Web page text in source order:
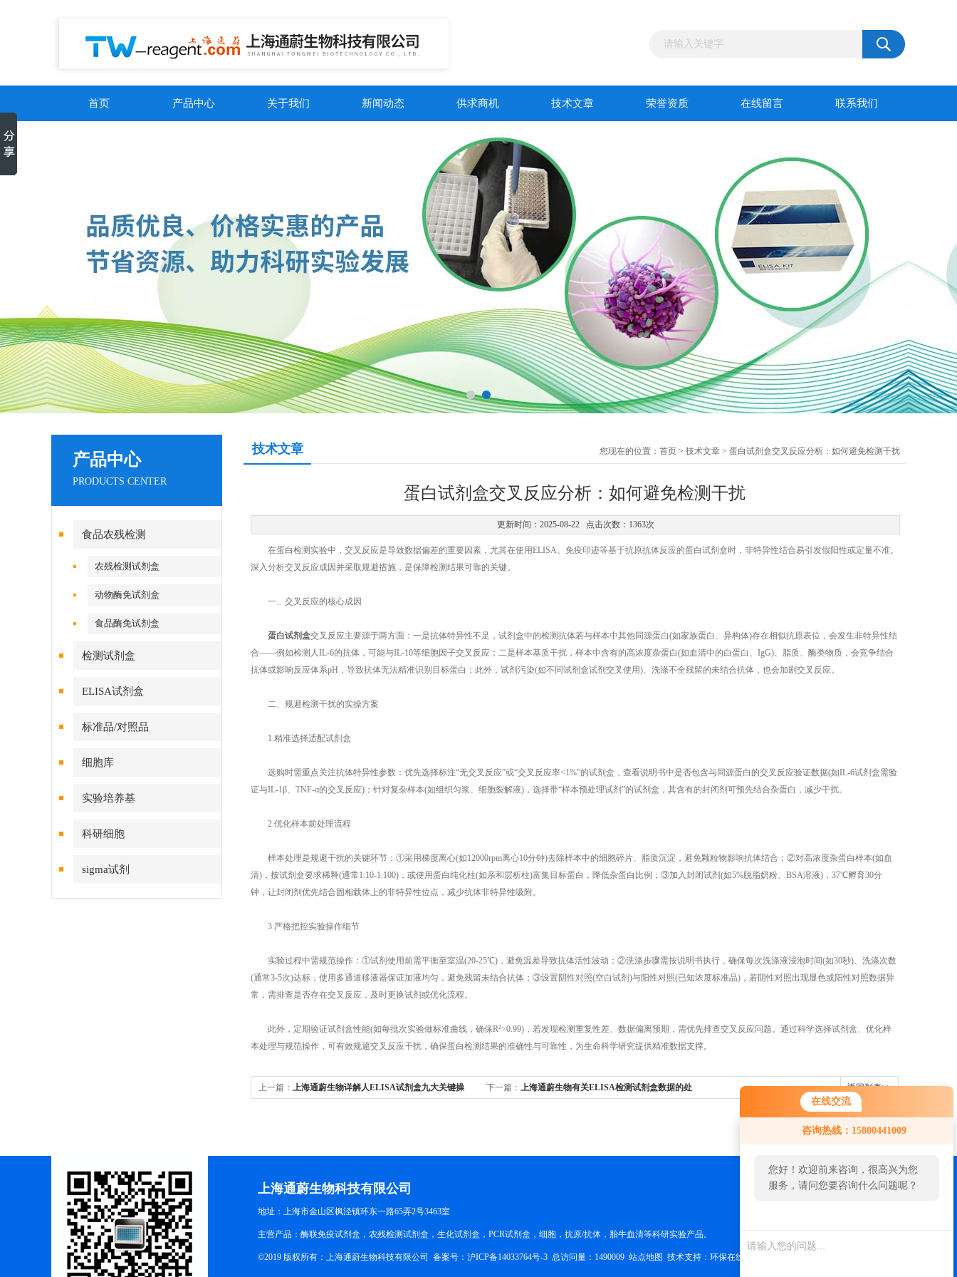
在线交流
咨询热线：15800441009
您好！欢迎前来咨询，很高兴为您
服务，请问您要咨询什么问题呢？
首页 产品中心 关于我们 新闻动态 供求商机 技术文章 荣誉资质 在线留言 联系我们
产品中心
PRODUCTS CENTER
食品农残检测
农残检测试剂盒
动物酶免试剂盒
食品酶免试剂盒
检测试剂盒
ELISA试剂盒
标准品/对照品
细胞库
实验培养基
科研细胞
sigma试剂
技术文章 您现在的位置： 首页 > 技术文章 > 蛋白试剂盒交叉反应分析：如何避免检测干扰
蛋白试剂盒交叉反应分析：如何避免检测干扰
更新时间：2025-08-22 点击次数：1363次
在蛋白检测实验中，交叉反应是导致数据偏差的重要因素，尤其在使用ELISA、免疫印迹等基于抗原抗体反应的蛋白试剂盒时，非特异性结合易引发假阳性或定量不准。
深入分析交叉反应成因并采取规避措施，是保障检测结果可靠的关键。​
一、交叉反应的核心成因​
蛋白试剂盒交叉反应主要源于两方面：一是抗体特异性不足，试剂盒中的检测抗体若与样本中其他同源蛋白(如家族蛋白、异构体)存在相似抗原表位，会发生非特异性结
合——例如检测人IL-6的抗体，可能与IL-10等细胞因子交叉反应；二是样本基质干扰，样本中含有的高浓度杂蛋白(如血清中的白蛋白、IgG)、脂质、酶类物质，会竞争结合
抗体或影响反应体系pH，导致抗体无法精准识别目标蛋白；此外，试剂污染(如不同试剂盒试剂交叉使用)、洗涤不全残留的未结合抗体，也会加剧交叉反应。​
二、规避检测干扰的实操方案​
1.精准选择适配试剂盒​
选购时需重点关注抗体特异性参数：优先选择标注“无交叉反应”或“交叉反应率<1%”的试剂盒，查看说明书中是否包含与同源蛋白的交叉反应验证数据(如IL-6试剂盒需验
证与IL-1β、TNF-α的交叉反应)；针对复杂样本(如组织匀浆、细胞裂解液)，选择带“样本预处理试剂”的试剂盒，其含有的封闭剂可预先结合杂蛋白，减少干扰。​
2.优化样本前处理流程​
样本处理是规避干扰的关键环节：①采用梯度离心(如12000rpm离心10分钟)去除样本中的细胞碎片、脂质沉淀，避免颗粒物影响抗体结合；②对高浓度杂蛋白样本(如血
清)，按试剂盒要求稀释(通常1:10-1:100)，或使用蛋白纯化柱(如亲和层析柱)富集目标蛋白，降低杂蛋白比例；③加入封闭试剂(如5%脱脂奶粉、BSA溶液)，37℃孵育30分
钟，让封闭剂优先结合固相载体上的非特异性位点，减少抗体非特异性吸附。​
3.严格把控实验操作细节​
实验过程中需规范操作：①试剂使用前需平衡至室温(20-25℃)，避免温差导致抗体活性波动；②洗涤步骤需按说明书执行，确保每次洗涤液浸泡时间(如30秒)、洗涤次数
(通常3-5次)达标，使用多通道移液器保证加液均匀，避免残留未结合抗体；③设置阴性对照(空白试剂)与阳性对照(已知浓度标准品)，若阴性对照出现显色或阳性对照数据异
常，需排查是否存在交叉反应，及时更换试剂或优化流程。​
此外，定期验证试剂盒性能(如每批次实验做标准曲线，确保R²>0.99)，若发现检测重复性差、数据偏离预期，需优先排查交叉反应问题。通过科学选择试剂盒、优化样
本处理与规范操作，可有效规避交叉反应干扰，确保蛋白检测结果的准确性与可靠性，为生命科学研究提供精准数据支撑。
上一篇： 上海通蔚生物详解人ELISA试剂盒九大关键操 下一篇： 上海通蔚生物有关ELISA检测试剂盒数据的处 返回列表>>
上海通蔚生物科技有限公司
地址：上海市金山区枫泾镇环东一路65弄2号3463室
主营产品：酶联免疫试剂盒，农残检测试剂盒，生化试剂盒，PCR试剂盒，细胞，抗原/抗体，胎牛血清等科研实验产品。
©2019 版权所有：上海通蔚生物科技有限公司 备案号： 沪ICP备14033764号-3 总访问量：1490009 站点地图 技术支持： 环保在线